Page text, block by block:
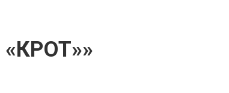
«КРОТ»»